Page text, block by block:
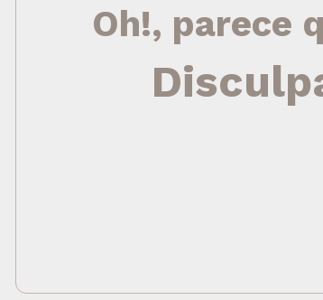
Oh!, parece